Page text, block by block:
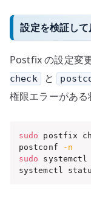
設定を検証し
Postfix の設定変
check
と
権限エラーがある
sudo postfix
postconf
-n
sudo
systemctl